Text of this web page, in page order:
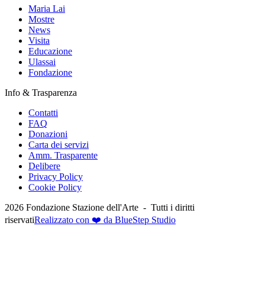
Maria Lai
Mostre
News
Visita
Educazione
Ulassai
Fondazione
Info & Trasparenza
Contatti
FAQ
Donazioni
Carta dei servizi
Amm. Trasparente
Delibere
Privacy Policy
Cookie Policy
2026 Fondazione Stazione dell'Arte - Tutti i diritti
riservatiRealizzato con ❤️ da BlueStep Studio